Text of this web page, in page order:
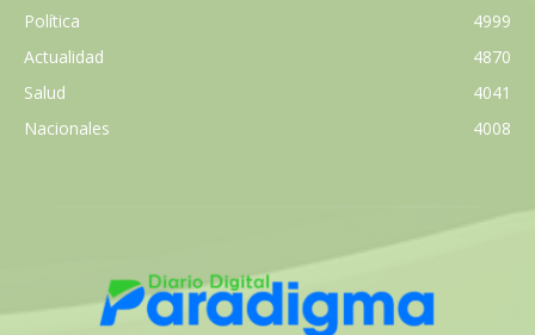
Política
4999
Actualidad
4870
Salud
4041
Nacionales
4008